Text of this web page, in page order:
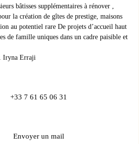
bâtisses supplémentaires à rénover ,
la création de gîtes de prestige, maisons
au potentiel rare De projets d’accueil haut
de famille uniques dans un cadre paisible et
Iryna Erraji
+33 7 61 65 06 31
Envoyer un mail